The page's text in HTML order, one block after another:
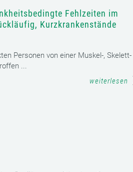
Fehlzeiten im
Kurzkrankenstände
Personen von einer Muskel-, Skelett-
...
weiterlesen